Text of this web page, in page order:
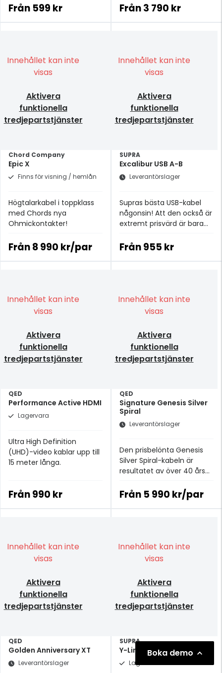
guldpläterade RCA-
Från 599 kr Från3 790 kr
Innehållet kan inte
visas
Aktivera
funktionella
tredjepartstjänster
Chord Company
Epic X
Finns för visning / hemlån
Högtalarkabel i toppklass
med Chords nya
Ohmickontakter!
Från8 990 kr/par
Innehållet kan inte
visas
Aktivera
funktionella
tredjepartstjänster
SUPRA
Excalibur USB A-B
Leverantörslager
Supras bästa USB-kabel
någonsin! Att den också är
extremt prisvärd är bara
Från955 kr
Innehållet kan inte
visas
Aktivera
funktionella
tredjepartstjänster
QED
Performance Active HDMI
Lagervara
Ultra High Definition
(UHD)-video kablar upp till
15 meter långa.
Från990 kr
Innehållet kan inte
visas
Aktivera
funktionella
tredjepartstjänster
QED
Signature Genesis Silver
Spiral
Leverantörslager
Den prisbelönta Genesis
Silver Spiral-kabeln är
resultatet av över 40 års
utveckling av
Från 5 990 kr/par
Innehållet kan inte
visas
Aktivera
funktionella
tredjepartstjänster
QED
Golden Anniversary XT
Leverantörslager
Innehållet kan inte
visas
Aktivera
funktionella
tredjepartstjänster
SUPRA
Y-Link 1RCA-2RCA White
Lagervara
Boka demo